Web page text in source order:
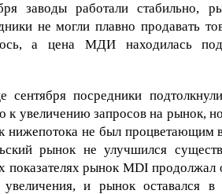
заводы работали стабильно,
не могли плавно продавать
а цена МДИ находилась
сентября посредники
к увеличению запросов на рынок,
нижепотока не был процветающим
рынок не улучшился
показателях рынок MDI продолжал
увеличения, и рынок оставался